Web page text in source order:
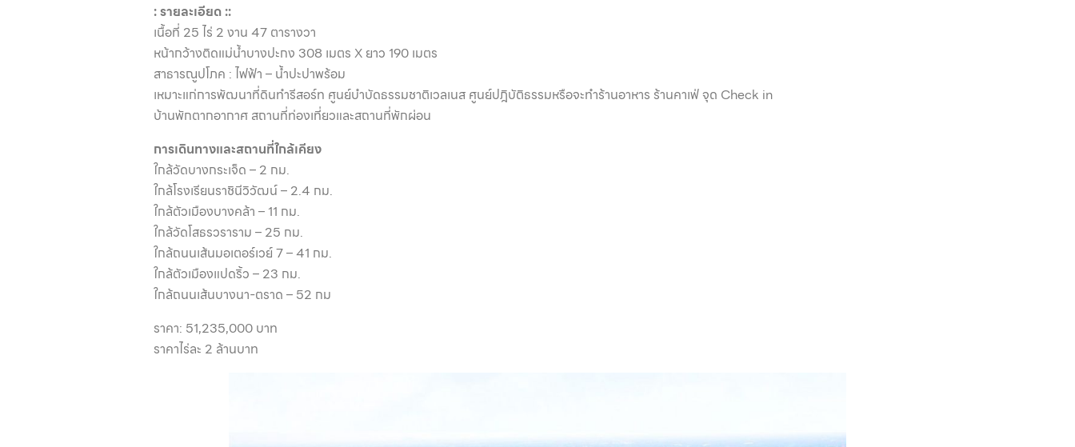
: รายละเอียด ::
เนื้อที่ 25 ไร่ 2 งาน 47 ตารางวา
หน้ากว้างติดแม่น้ำบางปะกง 308 เมตร X ยาว 190 เมตร
สาธารณูปโภค : ไฟฟ้า – น้ำปะปาพร้อม
เหมาะแก่การพัฒนาที่ดินทำรีสอร์ท ศูนย์บำบัดธรรมชาติเวลเนส ศูนย์ปฎิบัติธรรมหรือจะทำร้านอาหาร ร้านคาเฟ่ จุด Check in
บ้านพักตากอากาศ สถานที่ท่องเที่ยวและสถานที่พักผ่อน
การเดินทางและสถานที่ใกล้เคียง
ใกล้วัดบางกระเจ็ด – 2 กม.
ใกล้โรงเรียนราชินีวิวัฒน์ – 2.4 กม.
ใกล้ตัวเมืองบางคล้า – 11 กม.
ใกล้วัดโสธรวราราม – 25 กม.
ใกล้ถนนเส้นมอเตอร์เวย์ 7 – 41 กม.
ใกล้ตัวเมืองแปดริ้ว – 23 กม.
ใกล้ถนนเส้นบางนา-ตราด – 52 กม
ราคา: 51,235,000 บาท
ราคาไร่ละ 2 ล้านบาท